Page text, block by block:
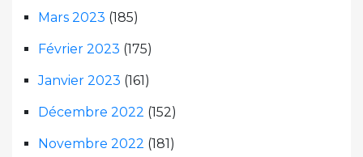
Mars 2023 (185)
Février 2023 (175)
Janvier 2023 (161)
Décembre 2022 (152)
Novembre 2022 (181)